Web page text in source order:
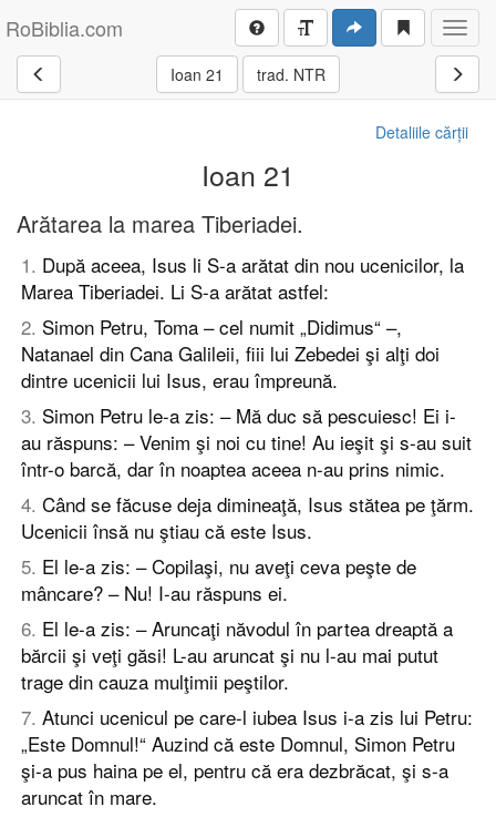
RoBiblia.com
Ioan 21 trad. NTR
Detaliile cărții
Ioan 21
Arătarea la marea Tiberiadei.
1. După aceea, Isus li S-a arătat din nou ucenicilor, la
Marea Tiberiadei. Li S-a arătat astfel:
2. Simon Petru, Toma – cel numit „Didimus“ –,
Natanael din Cana Galileii, fiii lui Zebedei şi alţi doi
dintre ucenicii lui Isus, erau împreună.
3. Simon Petru le-a zis: – Mă duc să pescuiesc! Ei i-
au răspuns: – Venim şi noi cu tine! Au ieşit şi s-au suit
într-o barcă, dar în noaptea aceea n-au prins nimic.
4. Când se făcuse deja dimineaţă, Isus stătea pe ţărm.
Ucenicii însă nu ştiau că este Isus.
5. El le-a zis: – Copilaşi, nu aveţi ceva peşte de
mâncare? – Nu! I-au răspuns ei.
6. El le-a zis: – Aruncaţi năvodul în partea dreaptă a
bărcii şi veţi găsi! L-au aruncat şi nu l-au mai putut
trage din cauza mulţimii peştilor.
7. Atunci ucenicul pe care-l iubea Isus i-a zis lui Petru:
„Este Domnul!“ Auzind că este Domnul, Simon Petru
şi-a pus haina pe el, pentru că era dezbrăcat, şi s-a
aruncat în mare.